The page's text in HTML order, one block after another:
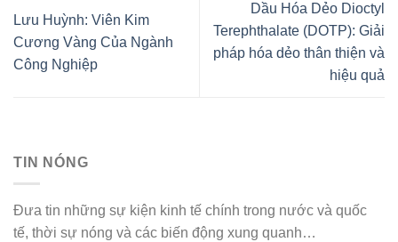
Lưu Huỳnh: Viên Kim
Cương Vàng Của Ngành
Công Nghiệp
Dầu Hóa Dẻo Dioctyl
Terephthalate (DOTP): Giải
pháp hóa dẻo thân thiện và
hiệu quả
TIN NÓNG
Đưa tin những sự kiện kinh tế chính trong nước và quốc
tế, thời sự nóng và các biến động xung quanh…